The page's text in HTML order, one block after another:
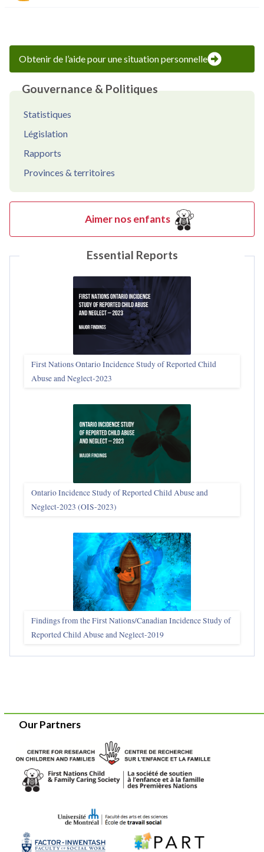
Obtenir de l’aide pour une situation personnelle
Gouvernance & Politiques
Statistiques
Législation
Rapports
Provinces & territoires
Aimer nos enfants
Essential Reports
First Nations Ontario Incidence Study of Reported Child
Abuse and Neglect‑2023
Ontario Incidence Study of Reported Child Abuse and
Neglect-2023 (OIS‑2023)
Findings from the First Nations/Canadian Incidence Study of
Reported Child Abuse and Neglect-2019
Our Partners